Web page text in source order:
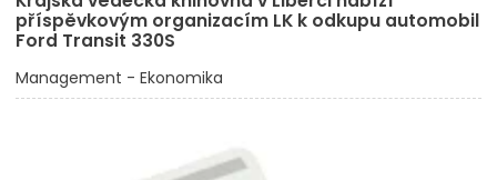
příspěvkovým organizacím LK k odkupu automobil
Ford Transit 330S
Management - Ekonomika